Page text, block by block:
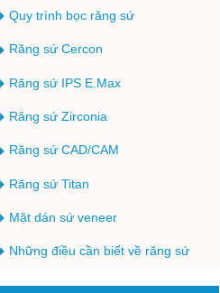
Quy trình bọc răng sứ
Răng sứ Cercon
Răng sứ IPS E.Max
Răng sứ Zirconia
Răng sứ CAD/CAM
Răng sứ Titan
Mặt dán sứ veneer
Những điều cần biết về răng sứ